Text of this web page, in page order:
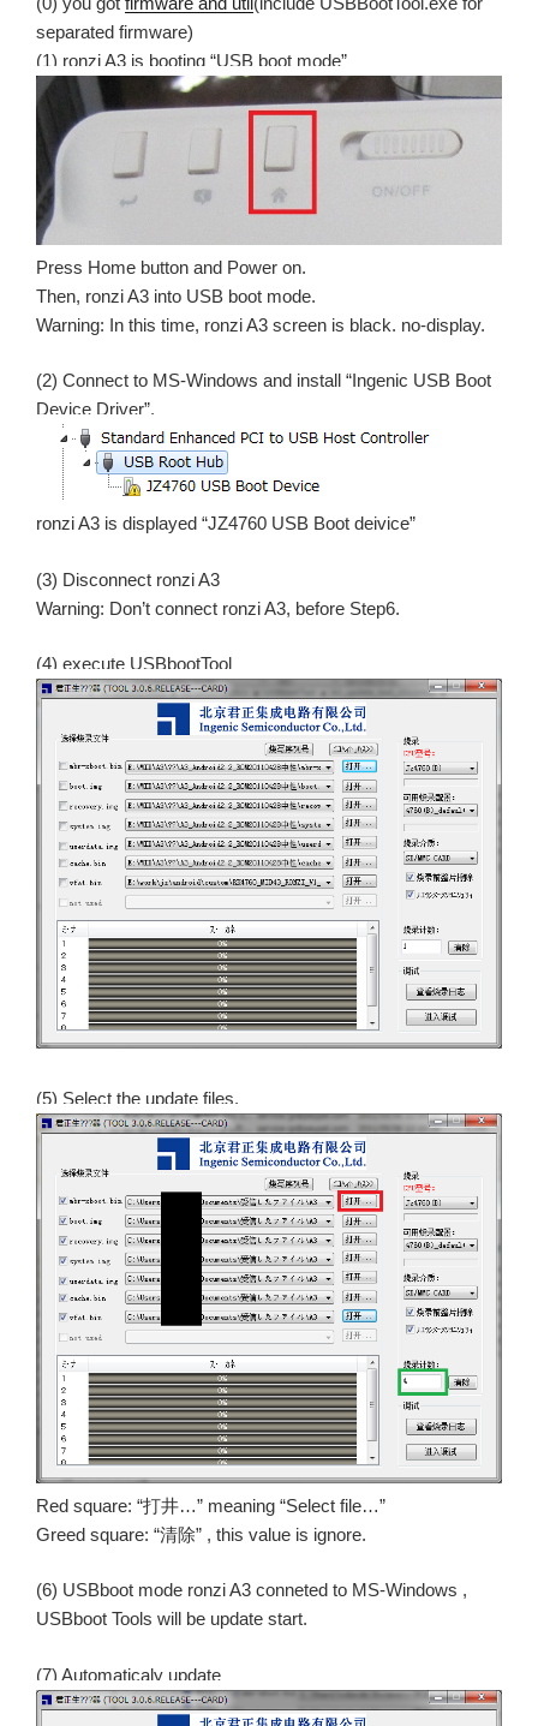
separated firmware)
(1) ronzi A3 is booting “USB boot mode”
Press Home button and Power on.
Then, ronzi A3 into USB boot mode.
Warning: In this time, ronzi A3 screen is black. no-display.
(2) Connect to MS-Windows and install “Ingenic USB Boot
Device Driver”.
ronzi A3 is displayed “JZ4760 USB Boot deivice”
(3) Disconnect ronzi A3
Warning: Don’t connect ronzi A3, before Step6.
(4) execute USBbootTool
(5) Select the update files.
Red square: “打井…” meaning “Select file…”
Greed square: “清除” , this value is ignore.
(6) USBboot mode ronzi A3 conneted to MS-Windows ,
USBboot Tools will be update start.
(7) Automaticaly update